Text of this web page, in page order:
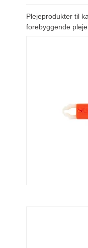
Plejeprodukter til
forebyggende